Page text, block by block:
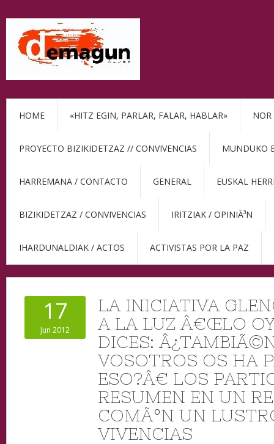
HOME «HITZ EGIN, PARLAR, FALAR, HABLAR» NOR
PROYECTO BIZIKIDETZAZ // CONVIVENCIAS MUNDUKO
HARREMANA / CONTACTO GENERAL EUSKAL
BIZIKIDETZAZ / CONVIVENCIAS IRITZIAK / OPINIÃ³N
IHARDUNALDIAK / ACTOS ACTIVISTAS POR LA PAZ
17
Jun 2012
LA INICIATIVA
A LA LUZ Â€ŒLO
DICES:
VOSOTROS OS HA
ESO?Â€ LOS
RESUMEN EN UN
COMÃºN UN
VIVENCIAS